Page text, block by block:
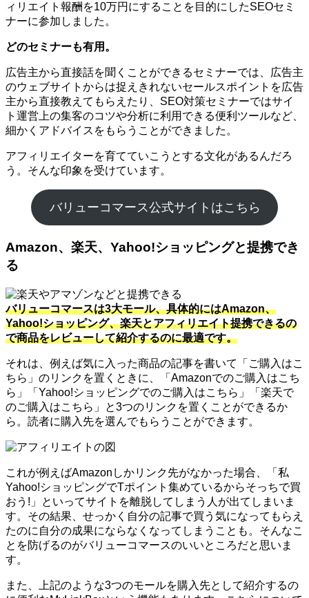
ィリエイト報酬を10万円にすることを目的にしたSEOセミ
ナーに参加しました。
どのセミナーも有用。
広告主から直接話を聞くことができるセミナーでは、広告主
のウェブサイトからは捉えきれないセールスポイントを広告
主から直接教えてもらえたり、SEO対策セミナーではサイ
ト運営上の集客のコツや分析に利用できる便利ツールなど、
細かくアドバイスをもらうことができました。
アフィリエイターを育てていこうとする文化があるんだろ
う。そんな印象を受けています。
バリューコマース公式サイトはこちら
Amazon、楽天、Yahoo!ショッピングと提携でき
る
バリューコマースは3大モール、具体的にはAmazon、
Yahoo!ショッピング、楽天とアフィリエイト提携できるの
で商品をレビューして紹介するのに最適です。
それは、例えば気に入った商品の記事を書いて「ご購入はこ
ちら」のリンクを置くときに、「Amazonでのご購入はこち
ら」「Yahoo!ショッピングでのご購入はこちら」「楽天で
のご購入はこちら」と3つのリンクを置くことができるか
ら。読者に購入先を選んでもらうことができます。
これが例えばAmazonしかリンク先がなかった場合、「私
Yahoo!ショッピングでTポイント集めているからそっちで買
おう!」といってサイトを離脱してしまう人が出てしまいま
す。その結果、せっかく自分の記事で買う気になってもらえ
たのに自分の成果にならなくなってしまうことも。そんなこ
とを防げるのがバリューコマースのいいところだと思いま
す。
また、上記のような3つのモールを購入先として紹介するの